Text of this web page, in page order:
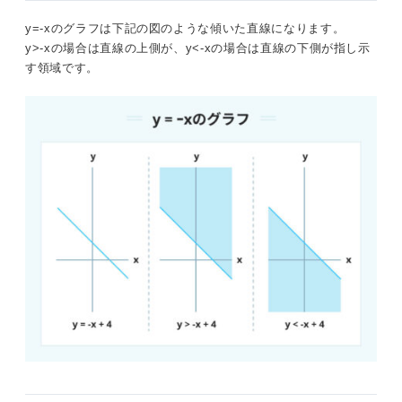
y=-xのグラフは下記の図のような傾いた直線になります。
y>-xの場合は直線の上側が、y<-xの場合は直線の下側が指し示
す領域です。